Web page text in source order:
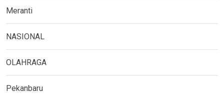
Meranti
NASIONAL
OLAHRAGA
Pekanbaru